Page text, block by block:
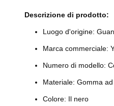
Descrizione di prodotto:
Luogo d'origine:
Marca commerciale:
Numero di modello:
Materiale: Gomma
Colore: Il nero